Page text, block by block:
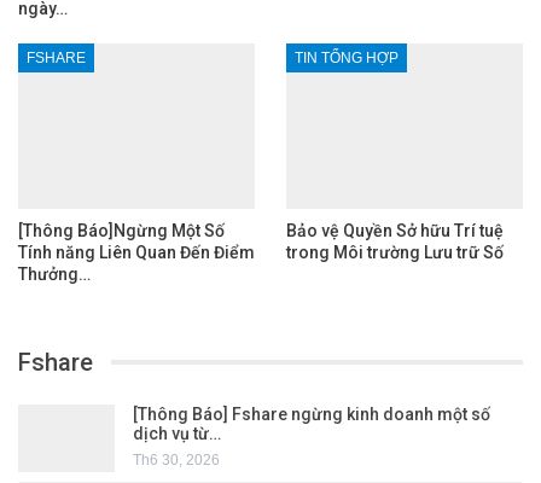
ngày…
FSHARE
[Thông Báo]Ngừng Một Số
Tính năng Liên Quan Đến Điểm
Thưởng…
TIN TỔNG HỢP
Bảo vệ Quyền Sở hữu Trí tuệ
trong Môi trường Lưu trữ Số
Fshare
[Thông Báo] Fshare ngừng kinh doanh một số
dịch vụ từ…
Th6 30, 2026